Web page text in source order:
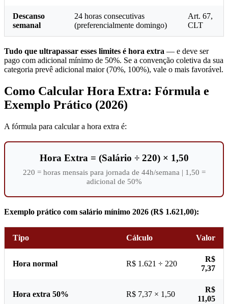
Descanso
semanal
24 horas consecutivas
(preferencialmente domingo)
Art. 67,
CLT
Tudo que ultrapassar esses limites é hora extra — e deve ser
pago com adicional mínimo de 50%. Se a convenção coletiva da sua
categoria prevê adicional maior (70%, 100%), vale o mais favorável.
Como Calcular Hora Extra: Fórmula e
Exemplo Prático (2026)
A fórmula para calcular a hora extra é:
Hora Extra = (Salário ÷ 220) × 1,50
220 = horas mensais para jornada de 44h/semana | 1,50 =
adicional de 50%
Exemplo prático com salário mínimo 2026 (R$ 1.621,00):
Tipo Cálculo Valor
Hora normal R$ 1.621 ÷ 220
R$
7,37
Hora extra 50% R$ 7,37 × 1,50
R$
11,05